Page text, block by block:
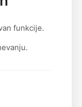
funkcije.